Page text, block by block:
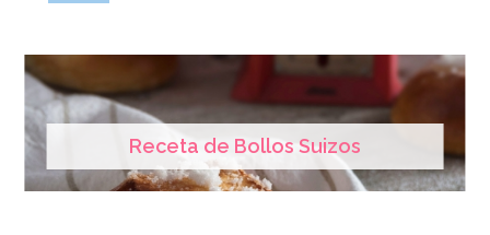
Receta de Bollos Suizos